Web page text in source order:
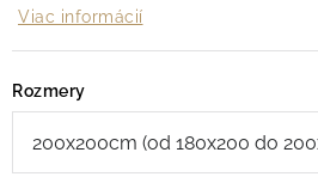
Viac informácií
Rozmery